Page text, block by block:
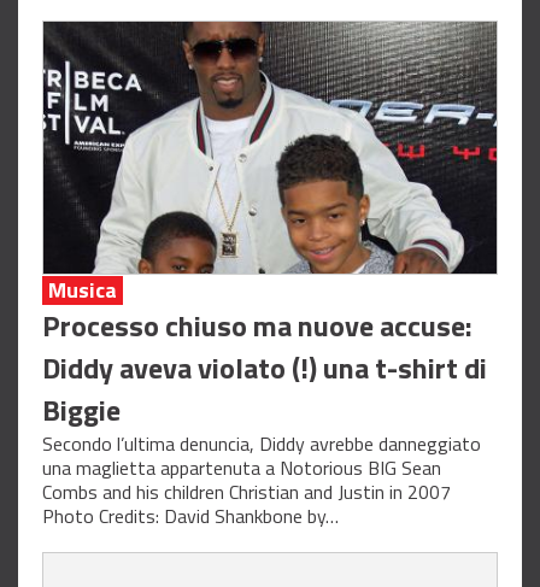
Musica
Processo chiuso ma nuove accuse:
Diddy aveva violato (!) una t-shirt di
Biggie
Secondo l’ultima denuncia, Diddy avrebbe danneggiato
una maglietta appartenuta a Notorious BIG Sean
Combs and his children Christian and Justin in 2007
Photo Credits: David Shankbone by…